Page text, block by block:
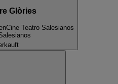
Glòries
Cine Teatro Salesianos